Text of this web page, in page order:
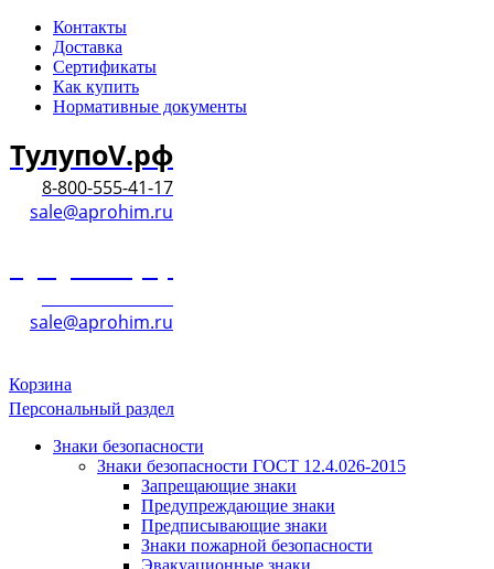
Контакты
Доставка
Сертификаты
Как купить
Нормативные документы
ТулупоV.рф
8-800-555-41-17
sale@aprohim.ru
sale@aprohim.ru
Корзина
Персональный раздел
Знаки безопасности
Знаки безопасности ГОСТ 12.4.026-2015
Запрещающие знаки
Предупреждающие знаки
Предписывающие знаки
Знаки пожарной безопасности
Эвакуационные знаки